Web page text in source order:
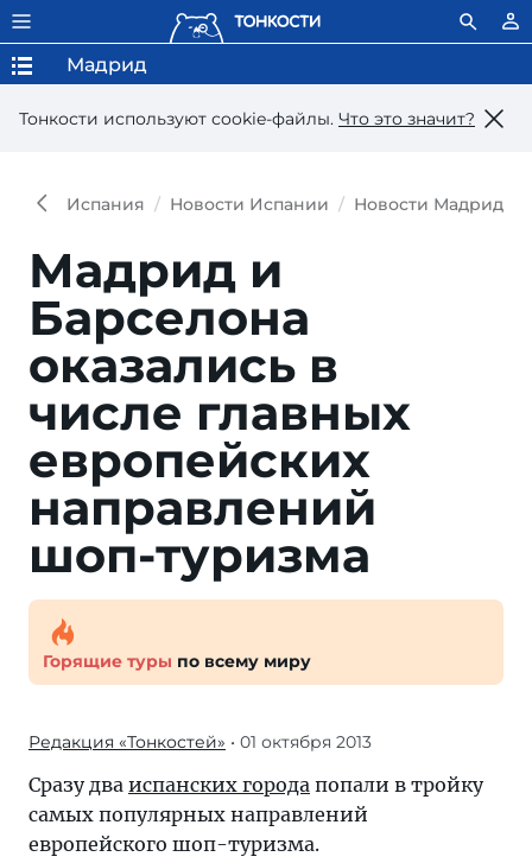
Тонкости используют сookie-файлы. Что это значит?
Мадрид
Испания Новости Испании Новости Мадрида
Мадрид и
Барселона
оказались в
числе главных
европейских
направлений
шоп-туризма
Горящие туры по всему миру
Редакция «Тонкостей» • 01 октября 2013
Сразу два испанских города попали в тройку
самых популярных направлений
европейского шоп-туризма.